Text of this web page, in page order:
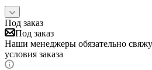
Под заказ
Под заказ
Наши менеджеры обязательно
условия заказа